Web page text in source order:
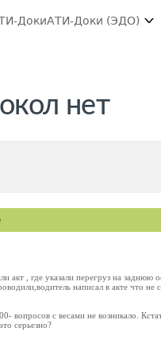
ДокиАТИ-Доки (ЭДО)
нет
, где указали перегруз на заднюю
написал в акте что не
вопросов с весами не возникало.
серьезно?